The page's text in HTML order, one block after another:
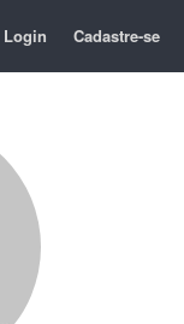
Login Cadastre-se